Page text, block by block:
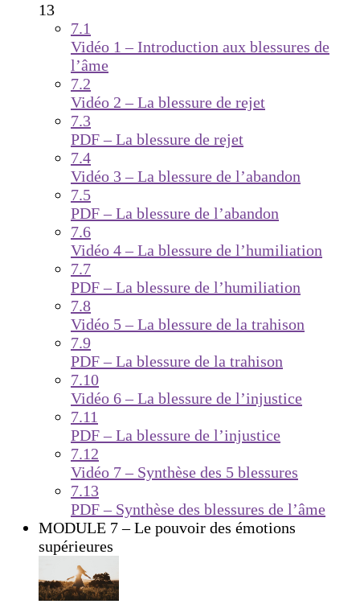
13
7.1
Vidéo 1 – Introduction aux blessures de
l’âme
7.2
Vidéo 2 – La blessure de rejet
7.3
PDF – La blessure de rejet
7.4
Vidéo 3 – La blessure de l’abandon
7.5
PDF – La blessure de l’abandon
7.6
Vidéo 4 – La blessure de l’humiliation
7.7
PDF – La blessure de l’humiliation
7.8
Vidéo 5 – La blessure de la trahison
7.9
PDF – La blessure de la trahison
7.10
Vidéo 6 – La blessure de l’injustice
7.11
PDF – La blessure de l’injustice
7.12
Vidéo 7 – Synthèse des 5 blessures
7.13
PDF – Synthèse des blessures de l’âme
MODULE 7 – Le pouvoir des émotions
supérieures